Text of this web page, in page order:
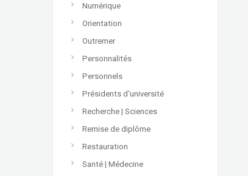
Numérique
Orientation
Outremer
Personnalités
Personnels
Présidents d'université
Recherche | Sciences
Remise de diplôme
Restauration
Santé | Médecine